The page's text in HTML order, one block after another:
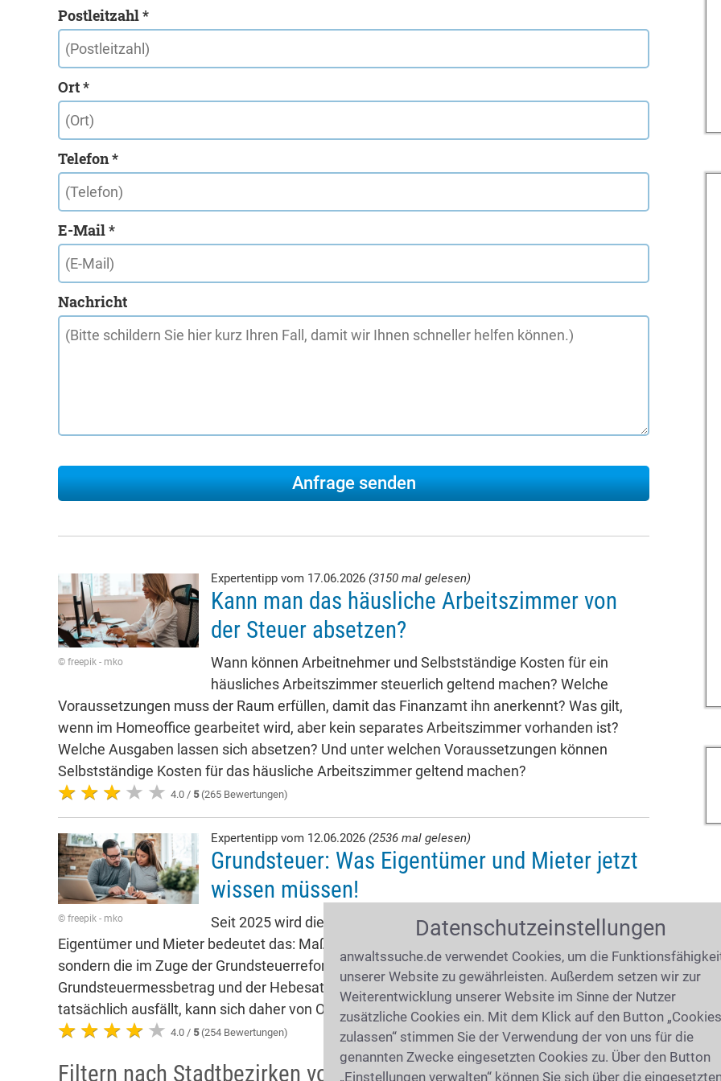
Postleitzahl *
Ort *
Telefon *
E-Mail *
Nachricht
© freepik - mko
Expertentipp vom 17.06.2026 (3150 mal gelesen)
Kann man das häusliche Arbeitszimmer von
der Steuer absetzen?
Wann können Arbeitnehmer und Selbstständige Kosten für ein
häusliches Arbeitszimmer steuerlich geltend machen? Welche
Voraussetzungen muss der Raum erfüllen, damit das Finanzamt ihn anerkennt? Was gilt,
wenn im Homeoffice gearbeitet wird, aber kein separates Arbeitszimmer vorhanden ist?
Welche Ausgaben lassen sich absetzen? Und unter welchen Voraussetzungen können
Selbstständige Kosten für das häusliche Arbeitszimmer geltend machen?
4.0 / 5(265 Bewertungen)
© freepik - mko
Expertentipp vom 12.06.2026 (2536 mal gelesen)
Grundsteuer: Was Eigentümer und Mieter jetzt
wissen müssen!
Seit 2025 wird die Grundsteuer nach neuen Regeln erhoben. Für
Eigentümer und Mieter bedeutet das: Maßgeblich sind nicht mehr die alten Einheitswerte,
sondern die im Zuge der Grundsteuerreform neu festgestellten Werte, der
Grundsteuermessbetrag und der Hebesatz der jeweiligen Gemeinde. Wie hoch die Belastung
tatsächlich ausfällt, kann sich daher von Ort zu Ort deutlich unterscheiden.
4.0 / 5(254 Bewertungen)
Filtern nach Stadtbezirken von Stuttgart
Datenschutzeinstellungen
anwaltssuche.de verwendet Cookies, um die
unserer Website zu gewährleisten. Außerdem setzen wir zur
Weiterentwicklung unserer Website im Sinne der Nutzer
zusätzliche Cookies ein. Mit dem Klick auf den Button „Cookies
zulassen“ stimmen Sie der Verwendung der von uns für die
genannten Zwecke eingesetzten Cookies zu. Über den Button
„Einstellungen verwalten“ können Sie sich über die